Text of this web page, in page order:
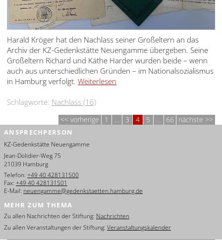
Harald Kröger hat den Nachlass seiner Großeltern an das
Archiv der KZ-Gedenkstätte Neuengamme übergeben. Seine
Großeltern Richard und Käthe Harder wurden beide – wenn
auch aus unterschiedlichen Gründen – im Nationalsozialismus
in Hamburg verfolgt. Weiterlesen
Schlagworte: Nachlass (16)
vorherige 1 … 3 4 5 … 66 nächste
ANSPRECHPERSON
KZ-Gedenkstätte Neuengamme
Jean-Dolidier-Weg 75
21039 Hamburg
Telefon: +49 40 428131500
Fax: +49 40 428131501
E-Mail: neuengamme@gedenkstaetten.hamburg.de
MEHR ZUM THEMA
Zu allen Nachrichten der Stiftung: Nachrichten
Zu allen Veranstaltungen der Stiftung: Veranstaltungskalender